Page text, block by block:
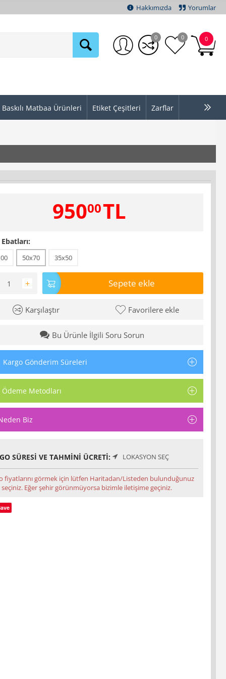
Hakkımızda Yorumlar
0
0 0
Baskılı Matbaa Ürünleri Etiket Çeşitleri Zarflar
95000TL
50x70 35x50
+ Sepete ekle
Karşılaştır Favorilere ekle
Bu Ürünle İlgili Soru Sorun
Kargo Gönderim Süreleri
Ödeme Metodları
Biz
SÜRESI VE TAHMINI ÜCRETI: LOKASYON SEÇ
fiyatlarını görmek için lütfen Haritadan/Listeden bulunduğunuz
Eğer şehir görünmüyorsa bizimle iletişime geçiniz.